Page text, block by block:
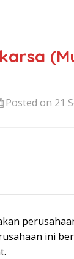
Posted on 21
ini